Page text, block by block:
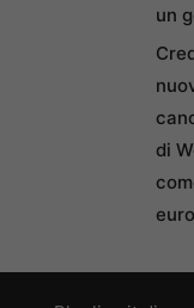
un
di